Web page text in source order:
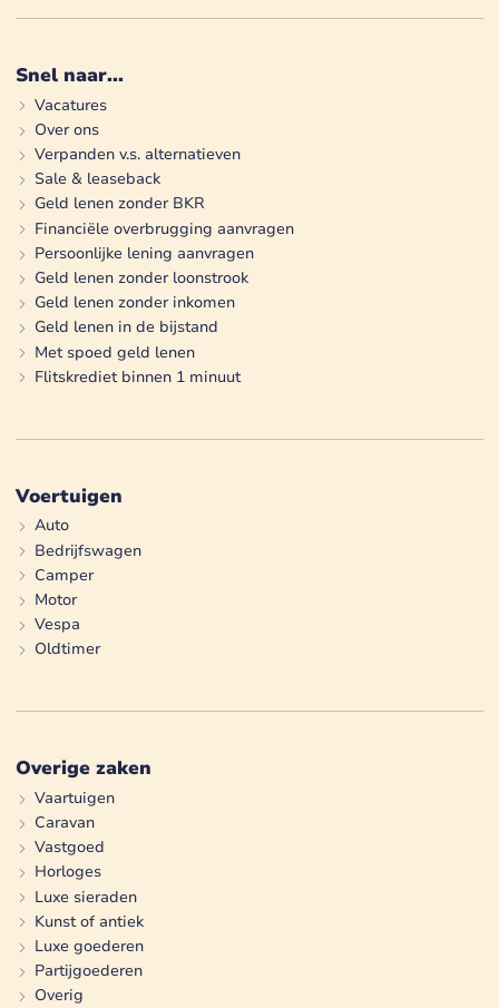
Snel naar...
Vacatures
Over ons
Verpanden v.s. alternatieven
Sale & leaseback
Geld lenen zonder BKR
Financiële overbrugging aanvragen
Persoonlijke lening aanvragen
Geld lenen zonder loonstrook
Geld lenen zonder inkomen
Geld lenen in de bijstand
Met spoed geld lenen
Flitskrediet binnen 1 minuut
Voertuigen
Auto
Bedrijfswagen
Camper
Motor
Vespa
Oldtimer
Overige zaken
Vaartuigen
Caravan
Vastgoed
Horloges
Luxe sieraden
Kunst of antiek
Luxe goederen
Partijgoederen
Overig